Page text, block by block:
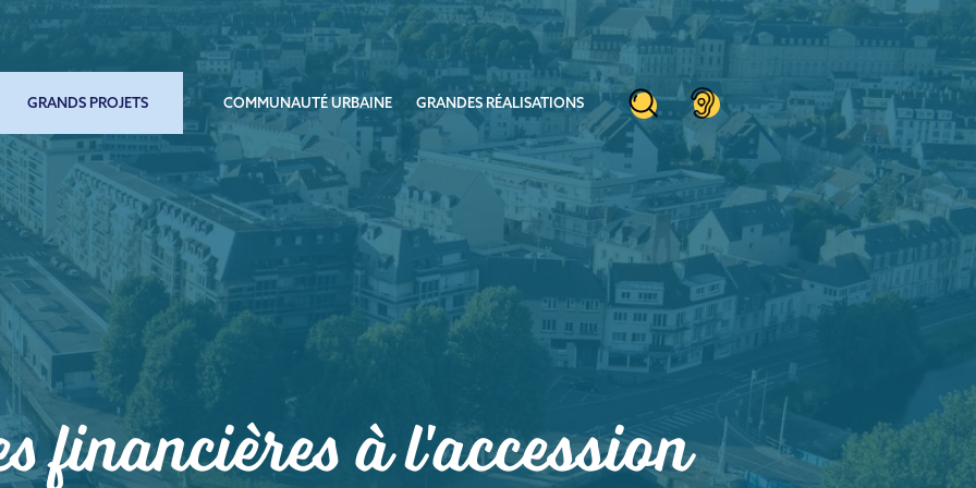
GRANDS PROJETS COMMUNAUTÉ URBAINE GRANDES RÉALISATIONS
financières à l'accession